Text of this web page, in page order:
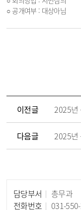
○ 공개여부 : 대상아님
이전글 2025년
다음글 2025년
담당부서
총무과
전화번호
031-